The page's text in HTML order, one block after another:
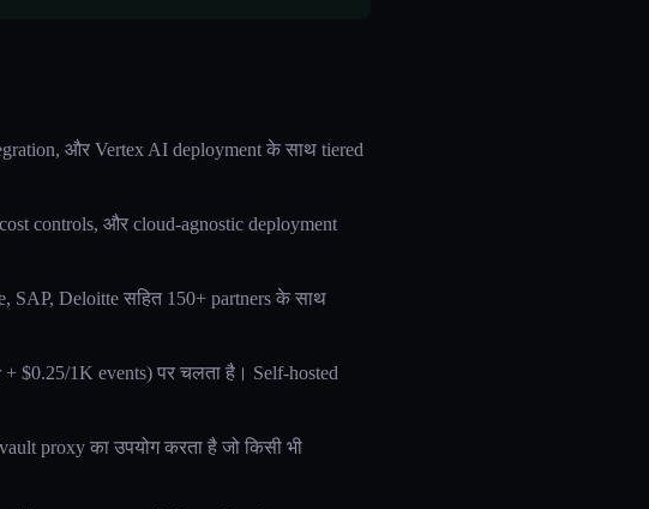
और Vertex AI deployment के साथ tiered
controls, और cloud-agnostic deployment
SAP, Deloitte सहित 150+ partners के साथ
$0.25/1K events) पर चलता है। Self-hosted
proxy का उपयोग करता है जो किसी भी